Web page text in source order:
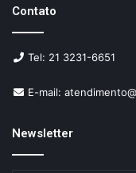
Contato
Tel: 21 3231-6651
E-mail:
Newsletter